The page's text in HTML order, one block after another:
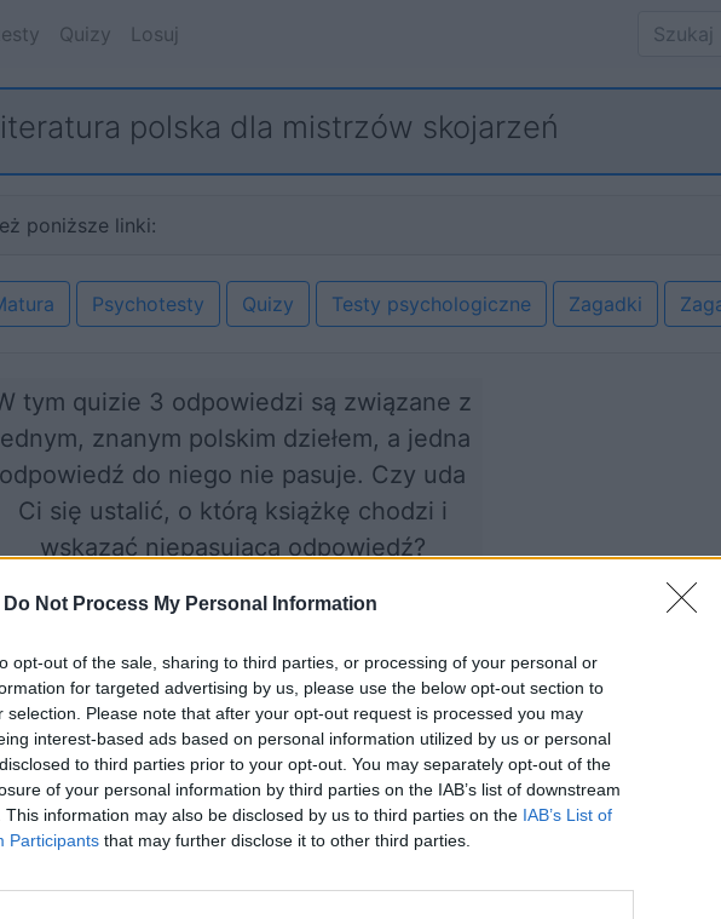
Do Not Process My Personal Information
opt-out of the sale, sharing to third parties, or processing of your personal or
for targeted advertising by us, please use the below opt-out section to
selection. Please note that after your opt-out request is processed you may
interest-based ads based on personal information utilized by us or personal
to third parties prior to your opt-out. You may separately opt-out of the
of your personal information by third parties on the IAB’s list of downstream
This information may also be disclosed by us to third parties on the IAB’s List of
Participants that may further disclose it to other third parties.
Quizy Losuj
polska dla mistrzów skojarzeń
poniższe linki:
Psychotesty Quizy Testy psychologiczne Zagadki
tym quizie 3 odpowiedzi są związane z
znanym polskim dziełem, a jedna
odpowiedź do niego nie pasuje. Czy uda
Ci się ustalić, o którą książkę chodzi i
wskazać niepasującą odpowiedź?
quiz